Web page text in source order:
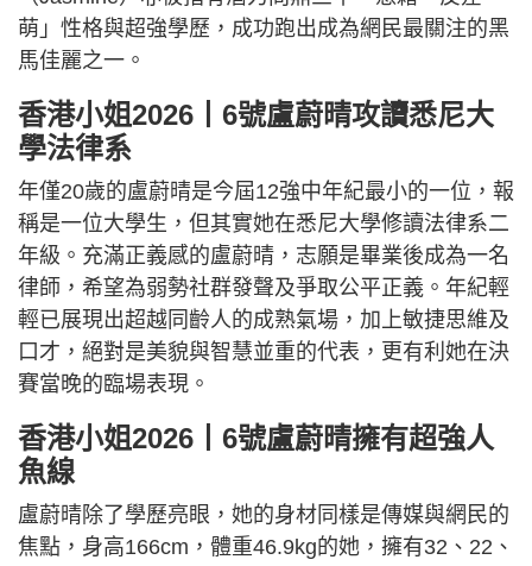
萌」性格與超強學歷，成功跑出成為網民最關注的黑
馬佳麗之一。
香港小姐2026丨6號盧蔚晴攻讀悉尼大
學法律系
年僅20歲的盧蔚晴是今屆12強中年紀最小的一位，報
稱是一位大學生，但其實她在悉尼大學修讀法律系二
年級。充滿正義感的盧蔚晴，志願是畢業後成為一名
律師，希望為弱勢社群發聲及爭取公平正義。年紀輕
輕已展現出超越同齡人的成熟氣場，加上敏捷思維及
口才，絕對是美貌與智慧並重的代表，更有利她在決
賽當晚的臨場表現。
香港小姐2026丨6號盧蔚晴擁有超強人
魚線
盧蔚晴除了學歷亮眼，她的身材同樣是傳媒與網民的
焦點，身高166cm，體重46.9kg的她，擁有32、22、